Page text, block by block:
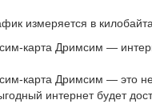
измеряется в
Дримсим —
Дримсим — это
интернет будет